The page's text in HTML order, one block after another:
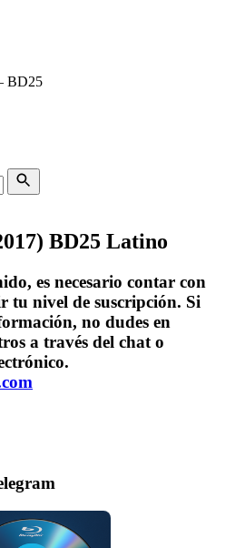
BD25
BD25 Latino
es necesario contar con
tu nivel de suscripción. Si
no dudes en
a través del chat o